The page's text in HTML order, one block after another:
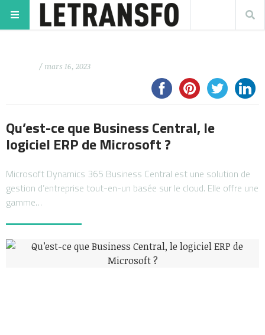
/ mars 16, 2023
Qu’est-ce que Business Central, le
logiciel ERP de Microsoft ?
Microsoft Dynamics 365 Business Central est une solution de
gestion d’entreprise tout-en-un basée sur le cloud. Elle offre une
gamme…